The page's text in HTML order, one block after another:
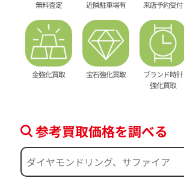
無料査定 近隣駐車場有 来店予約受付
金強化買取 宝石強化買取
ブランド時計
強化買取
参考買取価格を調べる